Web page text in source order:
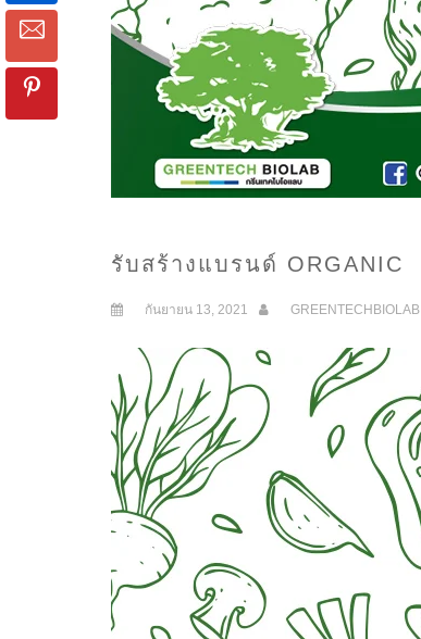
รับสร้างแบรนด์ ORGANIC
กันยายน 13, 2021 GREENTECHBIOLAB